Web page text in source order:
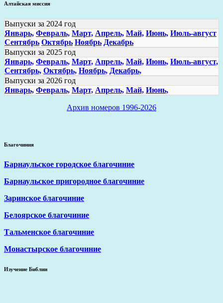
Алтайская миссия
Выпуски за 2024 год
Январь, Февраль, Март, Апрель, Май, Июнь, Июль-август
Сентябрь Октябрь Ноябрь Декабрь
Выпуски за 2025 год
Январь, Февраль, Март, Апрель, Май, Июнь, Июль-август,
Сентябрь, Октябрь, Ноябрь, Декабрь,
Выпуски за 2026 год
Январь, Февраль, Март, Апрель, Май, Июнь,
Архив номеров 1996-2026
Благочиния
Барнаульское городское благочиние
Барнаульское пригородное благочиние
Заринское благочиние
Белоярское благочиние
Тальменское благочиние
Монастырское благочиние
Изучение Библии